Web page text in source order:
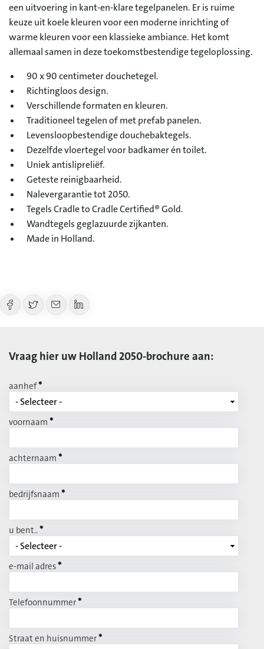
een uitvoering in kant-en-klare tegelpanelen. Er is ruime
keuze uit koele kleuren voor een moderne inrichting of
warme kleuren voor een klassieke ambiance. Het komt
allemaal samen in deze toekomstbestendige tegeloplossing.
90 x 90 centimeter douchetegel.
Richtingloos design.
Verschillende formaten en kleuren.
Traditioneel tegelen of met prefab panelen.
Levensloopbestendige douchebaktegels.
Dezelfde vloertegel voor badkamer én toilet.
Uniek antislipreliëf.
Geteste reinigbaarheid.
Nalevergarantie tot 2050.
Tegels Cradle to Cradle Certified® Gold.
Wandtegels geglazuurde zijkanten.
Made in Holland.
Vraag hier uw Holland 2050-brochure aan:
aanhef*
voornaam *
achternaam *
bedrijfsnaam *
u bent..*
e-mail adres*
Telefoonnummer*
Straat en huisnummer*